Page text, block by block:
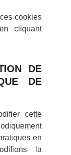
cookies
cliquant
DE
DE
cette
en
la